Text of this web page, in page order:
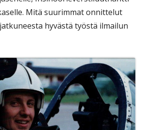
Mitä suurimmat onnittelut
hyvästä työstä ilmailun